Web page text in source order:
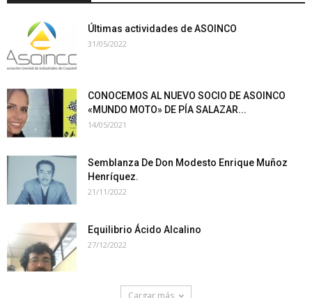
Últimas actividades de ASOINCO
31/05/2022
CONOCEMOS AL NUEVO SOCIO DE ASOINCO
«MUNDO MOTO» DE PÍA SALAZAR...
14/05/2021
Semblanza De Don Modesto Enrique Muñoz
Henríquez.
21/11/2022
Equilibrio Ácido Alcalino
27/12/2022
Cargar más